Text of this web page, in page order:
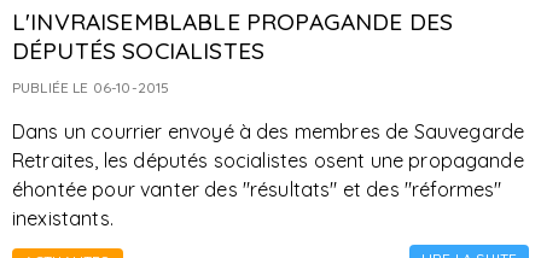
L'INVRAISEMBLABLE PROPAGANDE DES
DÉPUTÉS SOCIALISTES
PUBLIÉE LE 06-10-2015
Dans un courrier envoyé à des membres de Sauvegarde
Retraites, les députés socialistes osent une propagande
éhontée pour vanter des "résultats" et des "réformes"
inexistants.